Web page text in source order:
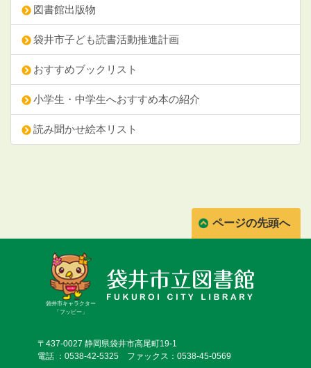
図書館出版物
袋井市子ども読書活動推進計画
おすすめブックリスト
小学生・中学生へおすすめ本の紹介
読み聞かせ絵本リスト
ページの先頭へ
袋井市キャラクター
「フッピー」
〒437-0027 静岡県袋井市高尾町19-1
電話 ：0538-42-5325 ファックス：0538-45-0569